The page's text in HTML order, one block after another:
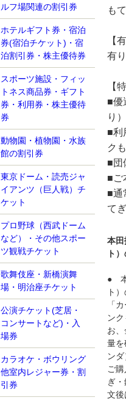
も
【
有
【
■優
り
■利
ク
■団
■ご
■通
て
本田
ト
● 本
ト
「
ン
お
量を
ン
ご
ぎ
文後
ルフ場関連の割引券
ホテルギフト券・宿泊
券(宿泊チケット)・宿
泊割引券・株主優待券
スポーツ施設・フィッ
トネス商品券・ギフト
券・利用券・株主優待
券
動物園・植物園・水族
館の割引券
東京ドーム・読売ジャ
イアンツ（巨人戦）チ
ケット
プロ野球（西武ドーム
など）・その他スポー
ツ観戦チケット
歌舞伎座・新橋演舞
場・明治座チケット
公演チケット(芝居・
コンサートなど)・入
場券
カラオケ・ボウリング
他室内レジャー券・割
引券